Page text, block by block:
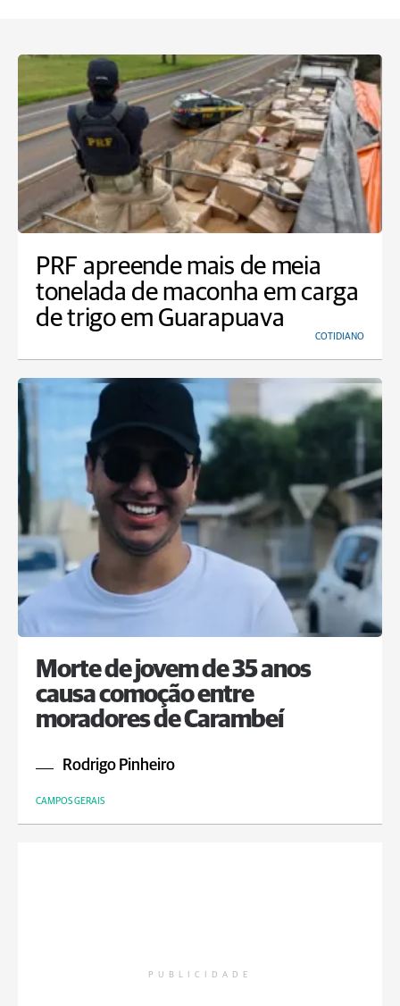
PRF apreende mais de meia
tonelada de maconha em carga
de trigo em Guarapuava
COTIDIANO
Morte de jovem de 35 anos
causa comoção entre
moradores de Carambeí
Rodrigo Pinheiro
CAMPOS GERAIS
PUBLICIDADE